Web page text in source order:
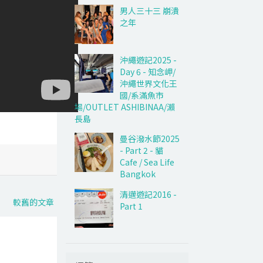
較舊的文章
男人三十三 崩潰
之年
沖繩遊記2025 -
Day 6 - 知念岬/
沖繩世界文化王
國/系滿魚市
場/OUTLET ASHIBINAA/瀨
長島
曼谷潑水節2025
- Part 2 - 貓
Cafe / Sea Life
Bangkok
清邁遊記2016 -
Part 1